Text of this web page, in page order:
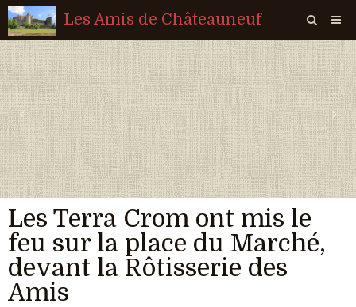
Les Amis de Châteauneuf
Page d'accueil
Livre d'or
Agenda
Quiz
Vidéos
Album
Contact
Sondages
‹ ›
Les Terra Crom ont mis le
feu sur la place du Marché,
devant la Rôtisserie des
Amis